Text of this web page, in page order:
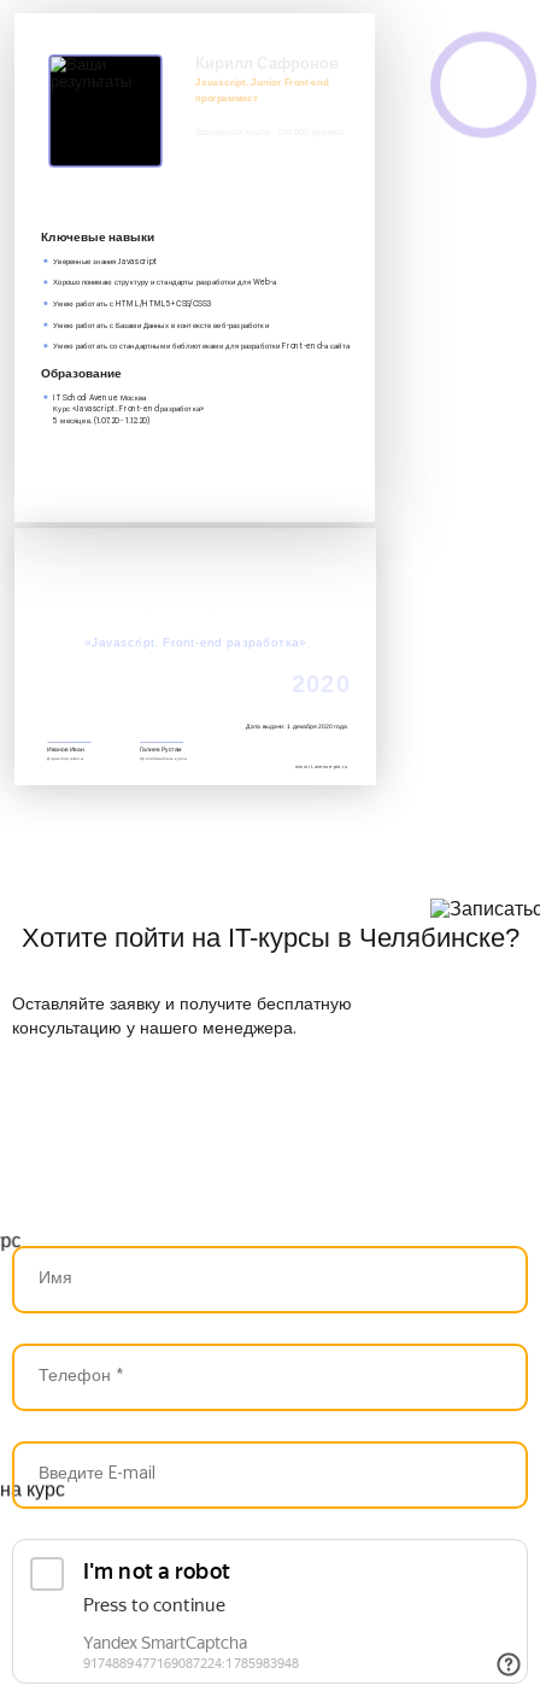
Javascript. Junior Front-end
программист
Ключевые навыки
Уверенные знания Javascript
Хорошо понимаю структуру и стандарты разработки для Web-а
Умею работать с HTML/HTML5+CSS/CSS3
Умею работать с Базами Данных в контексте веб-разработки
Умею работать со стандартными библиотеками для разработки Front-end-а сайта
Образование
IT School Avenue Москва
Курс «Javascript. Front-end разработка»‎
5 месяцев. (1.07.20 - 1.12.20)
«Javascript. Front-end разработка»‎
2020
Дата выдачи: 1 декабря 2020 года
www.it.avenue-pro.ru
Иванов Иван
Директор школы
Галиев Рустам
Преподаватель курса
Хотите пойти на IT-курсы в Челябинске?
Оставляйте заявку и получите бесплатную
консультацию у нашего менеджера.